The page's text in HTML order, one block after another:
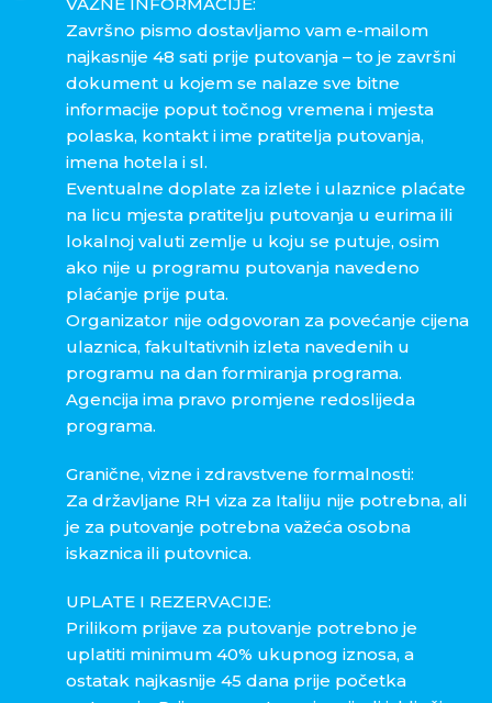
Završno pismo dostavljamo vam e-mailom
najkasnije 48 sati prije putovanja – to je završni
dokument u kojem se nalaze sve bitne
informacije poput točnog vremena i mjesta
polaska, kontakt i ime pratitelja putovanja,
imena hotela i sl.
Eventualne doplate za izlete i ulaznice plaćate
na licu mjesta pratitelju putovanja u eurima ili
lokalnoj valuti zemlje u koju se putuje, osim
ako nije u programu putovanja navedeno
plaćanje prije puta.
Organizator nije odgovoran za povećanje cijena
ulaznica, fakultativnih izleta navedenih u
programu na dan formiranja programa.
Agencija ima pravo promjene redoslijeda
programa.
Granične, vizne i zdravstvene formalnosti:
Za državljane RH viza za Italiju nije potrebna, ali
je za putovanje potrebna važeća osobna
iskaznica ili putovnica.
UPLATE I REZERVACIJE:
Prilikom prijave za putovanje potrebno je
uplatiti minimum 40% ukupnog iznosa, a
ostatak najkasnije 45 dana prije početka